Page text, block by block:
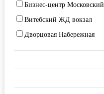
Горьковская
Гостиный двор
Гражданский проспект
Девяткино
Бизнес-центр Московский
Витебский ЖД вокзал
Дворцовая Набережная
Дворцовая площадь